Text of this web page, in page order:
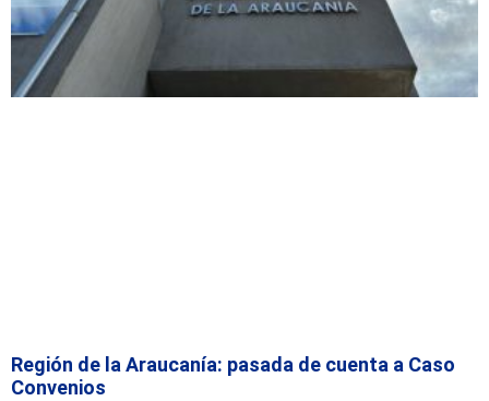
Región de la Araucanía: pasada de cuenta a Caso
Convenios